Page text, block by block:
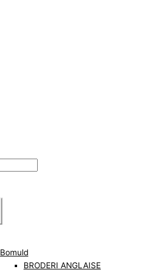
Bomuld
BRODERI ANGLAISE